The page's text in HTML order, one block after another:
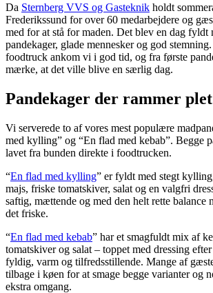
Da Sternberg VVS og Gasteknik holdt
Frederikssund for over 60 medarbejdere og
med for at stå for maden. Det blev en dag fyldt
pandekager, glade mennesker og god
foodtruck ankom vi i god tid, og fra første
mærke, at det ville blive en særlig dag.
Pandekager der rammer plet
Vi serverede to af vores mest populære
med kylling” og “En flad med kebab”. Begge
lavet fra bunden direkte i foodtrucken.
“En flad med kylling” er fyldt med stegt
majs, friske tomatskiver, salat og en valgfri
saftig, mættende og med den helt rette balance
det friske.
“En flad med kebab” har et smagfuldt mix af
tomatskiver og salat – toppet med dressing
fyldig, varm og tilfredsstillende. Mange af
tilbage i køen for at smage begge varianter og
ekstra omgang.